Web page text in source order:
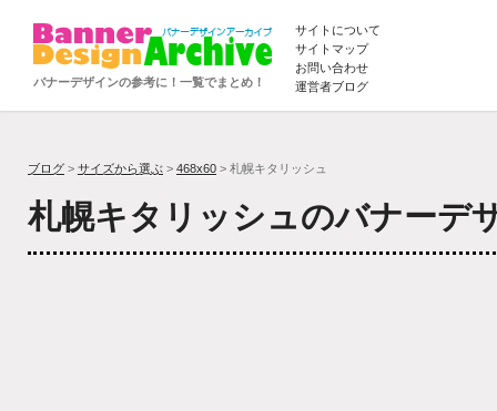
バナーデザインの参考に！一覧でまとめ！
サイトについて
サイトマップ
お問い合わせ
運営者ブログ
ブログ > サイズから選ぶ > 468x60 > 札幌キタリッシュ
札幌キタリッシュのバナーデ